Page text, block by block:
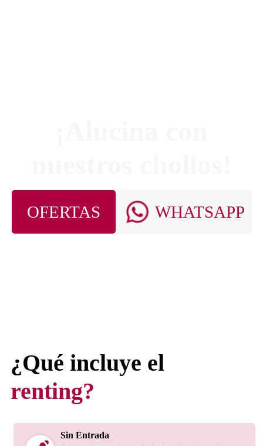
OFERTAS WHATSAPP
¿Qué incluye el
renting?
Sin Entrada